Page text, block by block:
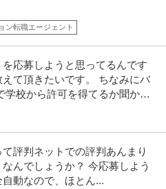
ン転職エージェント
応募しようと思ってるんです
て頂きたいです。 ちなみにバ
学校から許可を得てるか聞かれ
評判ネットでの評判あんまり
んでしょうか？ 今応募しよう
動なので、ほとん...